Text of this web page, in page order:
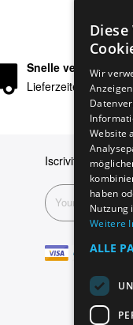
Snelle verzending
Lieferzeiten in 24/
Iscriviti alla
Wir
Website
haben
Nutzung
Weitere
ALLE